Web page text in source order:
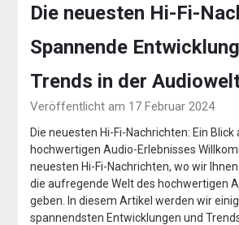
Die neuesten Hi-Fi-
Spannende
Trends in der
Veröffentlicht am 17 Februar 2024
Die neuesten Hi-Fi-Nachrichten: Ein
hochwertigen Audio-Erlebnisses
neuesten Hi-Fi-Nachrichten, wo wir
die aufregende Welt des hochwertigen
geben. In diesem Artikel werden wir
spannendsten Entwicklungen und